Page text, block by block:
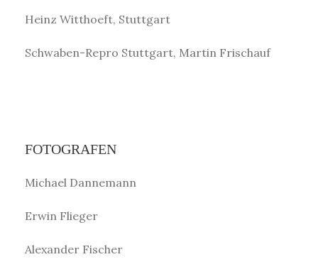
Heinz Witthoeft, Stuttgart
Schwaben-Repro Stuttgart, Martin Frischauf
FOTOGRAFEN
Michael Dannemann
Erwin Flieger
Alexander Fischer